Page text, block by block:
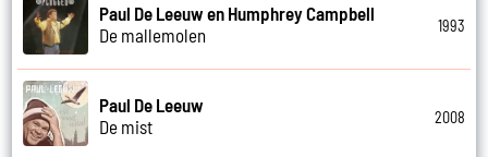
Paul De Leeuw en Humphrey Campbell
De mallemolen
1993
Paul De Leeuw
De mist
2008